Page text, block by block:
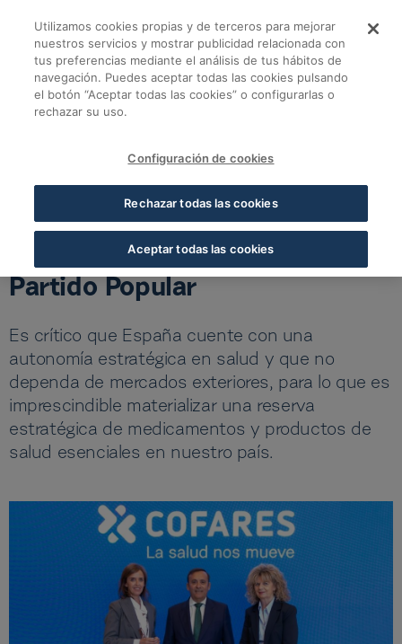
Eduardo Pastor se
Volver a todas las noticias
Eduardo Pastor se reúne con
Carmen Fúnez y Elvira Velasco,
representantes de Sanidad del
Partido Popular
Es crítico que España cuente con una
autonomía estratégica en salud y que no
dependa de mercados exteriores, para lo que es
imprescindible materializar una reserva
estratégica de medicamentos y productos de
salud esenciales en nuestro país.
Utilizamos cookies propias y de terceros para mejorar
nuestros servicios y mostrar publicidad relacionada con
tus preferencias mediante el análisis de tus hábitos de
navegación. Puedes aceptar todas las cookies pulsando
el botón “Aceptar todas las cookies” o configurarlas o
rechazar su uso.
Configuración de cookies
Rechazar todas las cookies
Aceptar todas las cookies